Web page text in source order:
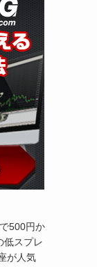
500円か
低スプレ
が人気